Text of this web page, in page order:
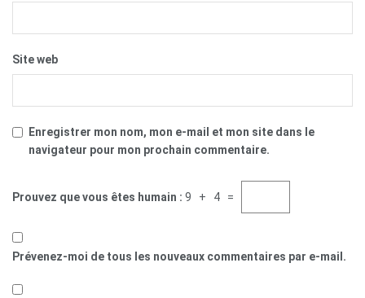
Site web
Enregistrer mon nom, mon e-mail et mon site dans le
navigateur pour mon prochain commentaire.
Prouvez que vous êtes humain : 9 + 4 =
Prévenez-moi de tous les nouveaux commentaires par e-mail.